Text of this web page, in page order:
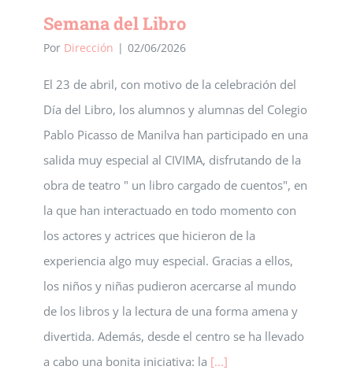
Consejo escolar
Formación permanente del profesorado
Planes y proyectos educativos
Transformación Digital Educativa
Plan de Igualdad
Biblioteca
Aula Matinal
Actividades extraescolares
Programa de Acompañamiento (FSE)
Deporte en la escuela
Nuestro espacio
Semana del Libro
Por Dirección | 02/06/2026
El 23 de abril, con motivo de la celebración del
Día del Libro, los alumnos y alumnas del Colegio
Pablo Picasso de Manilva han participado en una
salida muy especial al CIVIMA, disfrutando de la
obra de teatro " un libro cargado de cuentos", en
la que han interactuado en todo momento con
los actores y actrices que hicieron de la
experiencia algo muy especial. Gracias a ellos,
los niños y niñas pudieron acercarse al mundo
de los libros y la lectura de una forma amena y
divertida. Además, desde el centro se ha llevado
a cabo una bonita iniciativa: la [...]